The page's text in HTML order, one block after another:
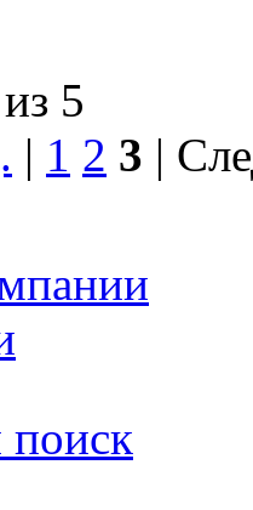
5
| 1 2 3 |